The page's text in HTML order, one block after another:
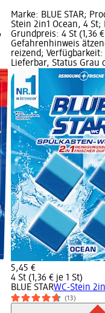
Marke: BLUE STAR;
Stein 2in1 Ocean, 4
Grundpreis: 4 St (1,36
Gefahrenhinweis
reizend;
Lieferbar, Status Grau
5,45 €
4 St (1,36 € je 1 St)
BLUE STARWC-Stein
(13)